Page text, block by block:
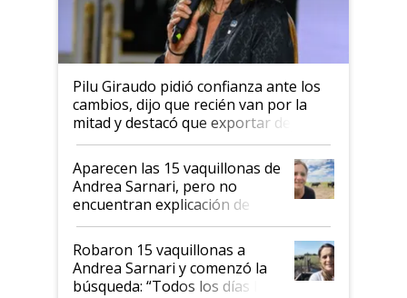
Pilu Giraudo pidió confianza ante los
cambios, dijo que recién van por la
mitad y destacó que exportar dejó de
ser "para unos pocos": "Tenemos un
mandato muy claro del gobierno
nacional"
Aparecen las 15 vaquillonas de
Andrea Sarnari, pero no
encuentran explicación de
cómo llegaron allí
Robaron 15 vaquillonas a
Andrea Sarnari y comenzó la
búsqueda: “Todos los días le